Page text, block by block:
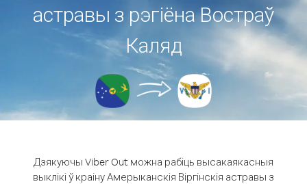
астравы з рэгіёна Востраў
Каляд
Дзякуючы Viber Out можна рабіць высакаякасныя
выклікі ў краіну Амерыканскія Віргінскія астравы з